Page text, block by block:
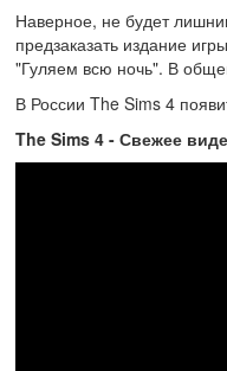
Наверное, не будет
предзаказать издание
"Гуляем всю ночь". В
В России The Sims 4
The Sims 4 - Свежее